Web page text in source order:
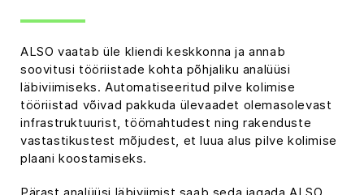
ALSO vaatab üle kliendi keskkonna ja annab
soovitusi tööriistade kohta põhjaliku analüüsi
läbiviimiseks. Automatiseeritud pilve kolimise
tööriistad võivad pakkuda ülevaadet olemasolevast
infrastruktuurist, töömahtudest ning rakenduste
vastastikustest mõjudest, et luua alus pilve kolimise
plaani koostamiseks.